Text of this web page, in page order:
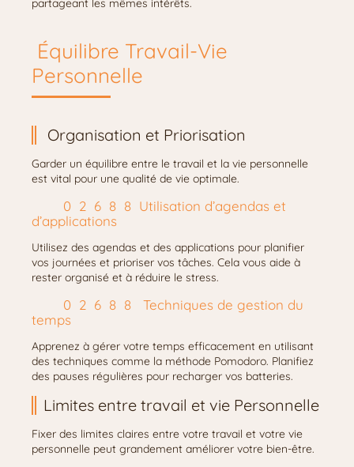
partageant les mêmes intérêts.
Équilibre Travail-Vie
Personnelle
Organisation et Priorisation
Garder un équilibre entre le travail et la vie personnelle
est vital pour une qualité de vie optimale.
Utilisation d’agendas et
d’applications
Utilisez des agendas et des applications pour planifier
vos journées et prioriser vos tâches. Cela vous aide à
rester organisé et à réduire le stress.
Techniques de gestion du
temps
Apprenez à gérer votre temps efficacement en utilisant
des techniques comme la méthode Pomodoro. Planifiez
des pauses régulières pour recharger vos batteries.
Limites entre travail et vie Personnelle
Fixer des limites claires entre votre travail et votre vie
personnelle peut grandement améliorer votre bien-être.